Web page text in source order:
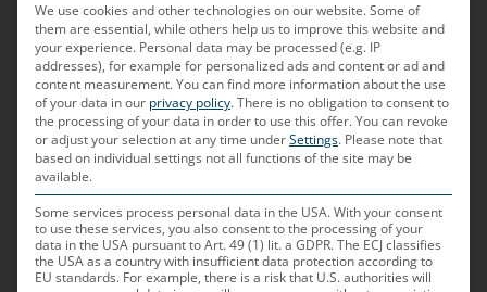
We use cookies and other technologies on our website. Some of
them are essential, while others help us to improve this website and
your experience. Personal data may be processed (e.g. IP
addresses), for example for personalized ads and content or ad and
content measurement.You can find more information about the use
of your data in our privacy policy.There is no obligation to consent to
the processing of your data in order to use this offer.You can revoke
or adjust your selection at any time underSettings. Please note that
based on individual settings not all functions of the site may be
available.
Some services process personal data in the USA. With your consent
to use these services, you also consent to the processing of your
data in the USA pursuant to Art. 49 (1) lit. a GDPR. The ECJ classifies
the USA as a country with insufficient data protection according to
EU standards. For example, there is a risk that U.S. authorities will